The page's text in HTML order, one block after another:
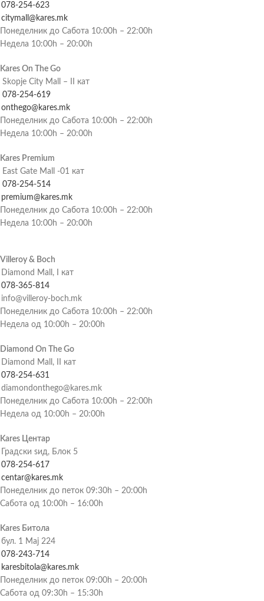
078-254-623
citymall@kares.mk
Понеделник до Сабота 10:00h – 22:00h
Недела 10:00h – 20:00h
Kares On The Go
Skopje City Mall – II кат
078-254-619
onthego@kares.mk
Понеделник до Сабота 10:00h – 22:00h
Недела 10:00h – 20:00h
Kares Premium
East Gate Mall -01 кат
078-254-514
premium@kares.mk
Понеделник до Сабота 10:00h – 22:00h
Недела 10:00h – 20:00h
Villeroy & Boch
Diamond Mall, I кат
078-365-814
info@villeroy-boch.mk
Понеделник до Сабота 10:00h – 22:00h
Недела од 10:00h – 20:00h
Diamond On The Go
Diamond Mall, II кат
078-254-631
diamondonthego@kares.mk
Понеделник до Сабота 10:00h – 22:00h
Недела од 10:00h – 20:00h
Kares Центар
Градски ѕид, Блок 5
078-254-617
centar@kares.mk
Понеделник до петок 09:30h – 20:00h
Сабота од 10:00h – 16:00h
Kares Битола
бул. 1 Мај 224
078-243-714
karesbitola@kares.mk
Понеделник до петок 09:00h – 20:00h
Сабота од 09:30h – 15:30h